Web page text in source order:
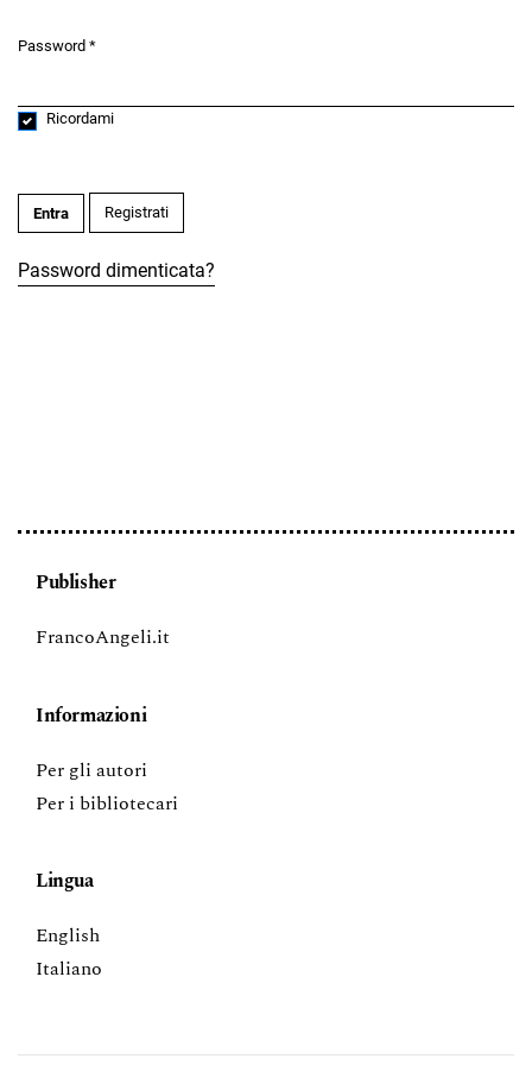
Password *
Ricordami
Entra Registrati
Password dimenticata?
Publisher
FrancoAngeli.it
Informazioni
Per gli autori
Per i bibliotecari
Lingua
English
Italiano